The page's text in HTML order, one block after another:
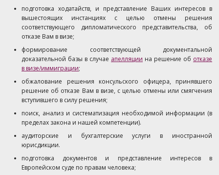
​подготовка ходатайств, и представление Ваших интересов в
вышестоящих инстанциях с целью отмены решения
соответствующего дипломатического представительства, об
отказе Вам в визе;
формирование соответствующей документальной
доказательной базы в случае апелляции на решение об отказе
в визе/иммиграции;
обжалование решения консульского офицера, принявшего
решение об отказе Вам в визе, с целью отмены или смягчения
вступившего в силу решения;
поиск, анализ и систематизация необходимой информации (в
пределах закона и нашей компетенции).
аудиторские и бухгалтерские услуги в иностранной
юрисдикции.
подготовка документов и представление интересов в
Европейском суде по правам человека;